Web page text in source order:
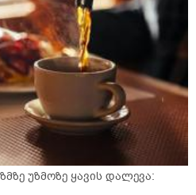
უზმოზე ყავის დალევა: